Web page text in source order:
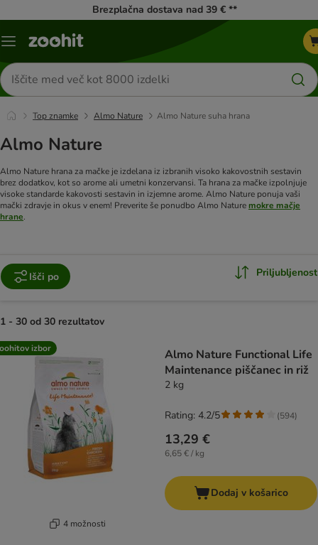
Brezplačna dostava nad 39 € **
Meni
Iskanje
izdelkov
Top znamke Almo Nature Almo Nature suha hrana
Almo Nature
Almo Nature hrana za mačke je izdelana iz izbranih visoko kakovostnih sestavin
brez dodatkov, kot so arome ali umetni konzervansi. Ta hrana za mačke izpolnjuje
visoke standarde kakovosti sestavin in izjemne arome. Almo Nature ponuja vaši
mački zdravje in okus v enem! Preverite še ponudbo Almo Naturemokre mačje
hrane.
Išči po Priljubljenost
1 - 30 od 30 rezultatov
product items have been changed
izbor
4 možnosti
Almo Nature Functional Life
Maintenance piščanec in riž
2 kg
13,29 €
6,65 € / kg
Rating: 4.2/5 (594)
Dodaj v košarico